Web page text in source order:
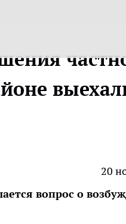
20
вопрос о